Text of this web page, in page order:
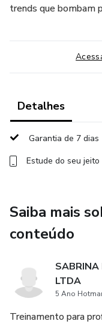
trends que bombam
Detalhes
Garantia de 7 dias
Estude do seu
Saiba mais
conteúdo
SABRINA
LTDA
5 Ano
Treinamento para